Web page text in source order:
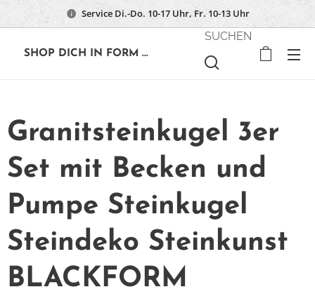
Service Di.-Do. 10-17 Uhr, Fr. 10-13 Uhr
SHOP DICH IN FORM ...
SUCHEN
Granitsteinkugel 3er
Set mit Becken und
Pumpe Steinkugel
Steindeko Steinkunst
BLACKFORM